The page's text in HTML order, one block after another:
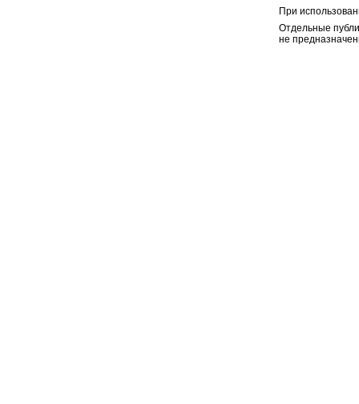
При
Отдельные
не